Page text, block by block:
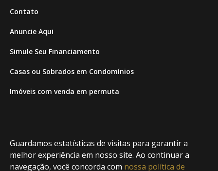
Guardamos estatísticas de visitas para garantir a
melhor experiência em nosso site. Ao continuar a
navegação, você concorda com nossa política de
Contato
Anuncie Aqui
Simule Seu Financiamento
Casas ou Sobrados em Condomínios
Imóveis com venda em permuta
Casa com piscina